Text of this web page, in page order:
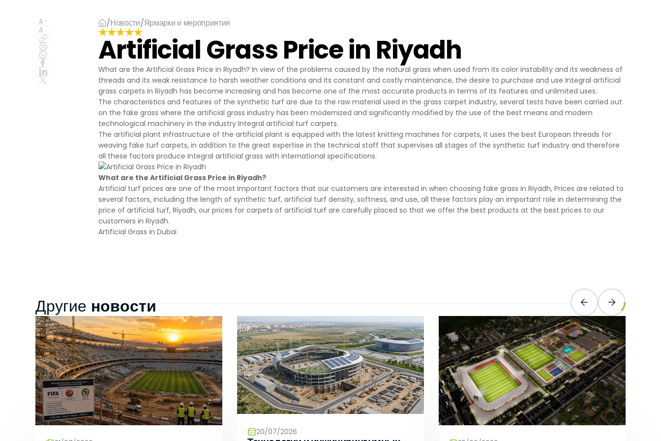
/Новости/Ярмарки и мероприятия
Artificial Grass Price in Riyadh
What are the Artificial Grass Price in Riyadh? In view of the problems caused by the natural grass when used from its color instability and its weakness of
threads and its weak resistance to harsh weather conditions and its constant and costly maintenance, the desire to purchase and use Integral artificial
grass carpets in Riyadh has become increasing and has become one of the most accurate products in terms of its features and unlimited uses.
The characteristics and features of the synthetic turf are due to the raw material used in the grass carpet industry, several tests have been carried out
on the fake grass where the artificial grass industry has been modernized and significantly modified by the use of the best means and modern
technological machinery in the industry Integral artificial turf carpets.
The artificial plant infrastructure of the artificial plant is equipped with the latest knitting machines for carpets, it uses the best European threads for
weaving fake turf carpets, in addition to the great expertise in the technical staff that supervises all stages of the synthetic turf industry and therefore
all these factors produce Integral artificial grass with international specifications.
What are the Artificial Grass Price in Riyadh?
Artificial turf prices are one of the most important factors that our customers are interested in when choosing fake grass in Riyadh, Prices are related to
several factors, including the length of synthetic turf, artificial turf density, softness, and use, all these factors play an important role in determining the
price of artificial turf, Riyadh, our prices for carpets of artificial turf are carefully placed so that we offer the best products at the best prices to our
customers in Riyadh.
Artificial Grass in Dubai
Другие новости
20/07/2026
kaynaklananlar başta olmak üzere, kanuni ve sözleşmesel yükümlülüklerini yerine
3.İNTERNET SİTEMİZDE KULLANILAN ÇEREZ TÜRLERİ
3.1.Oturum Çerezleri
Oturum çerezlerini ziyaretinizi süresince internet sitesinin düzgün bir şekilde
çalışmasının teminini sağlamaktadır. Sitelerimizin ve sizin, ziyaretinizde güvenliğini,
sürekliliğini sağlamak gibi amaçlarla kullanılırlar. Oturum çerezleri geçici çerezlerdir, siz
tarayıcınızı kapatıp sitemize tekrar geldiğinizde silinir, kalıcı değillerdir.
3.2.Kalıcı Çerezler
Bu tür çerezler tercihlerinizi hatırlamak için kullanılır ve tarayıcılar vasıtasıyla cihazınızda
depolanır Kalıcı çerezler, sitemizi ziyaret ettiğiniz tarayıcınızı kapattıktan veya
bilgisayarınızı yeniden başlattıktan sonra bile saklı kalır. Tarayıcınızın ayarlarından
silinene kadar bu çerezler tarayıcınızın alt klasörlerinde tutulurlar.
Kalıcı çerezlerin bazı türleri; İnternet Sitesini kullanım amacınız gibi hususlar göz önünde
bulundurarak sizlere özel öneriler sunulması için kullanılabilmektedir.
Kalıcı çerezler sayesinde İnternet Sitemizi aynı cihazla tekrardan ziyaret etmeniz
durumunda, cihazınızda İnternet Sitemiz tarafından oluşturulmuş bir çerez olup
olmadığı kontrol edilir ve var ise, sizin siteyi daha önce ziyaret ettiğiniz anlaşılır ve size
iletilecek içerik bu doğrultuda belirlenir ve böylelikle sizlere daha iyi bir hizmet sunulur.
3.3.Zorunlu/Teknik Çerezler
ziyaretçilerin siteye nasıl geçtiğini gösterirler. Bu tür çerezlerin kullanım amacı, sitenin
Ziyaretçi kimliklerinin tespitini sağlayabilecek verileri içermezler. Örneğin, gösterilen hata
mesajı sayısı veya en çok ziyaret edilen sayfaları gösterirler.
3.5.İşlevsel/Fonksiyonel Çerezler
Ziyaretçinin site içerisinde yaptığı seçimleri kaydederek bir sonraki ziyarette hatırlar. Bu
tür çerezlerin amacı ziyaretçilere kullanım kolaylığı sağlamaktır. Örneğin, site
kullanıcısının ziyaret ettiği her bir sayfada kullanıcı şifresini tekrar girmesini önler.
3.6. Hedefleme/Reklam Çerezleri
Ziyaretçilere sunulan reklamların etkinliğinin ölçülmesi ve reklamların kaç kere
görüntülendiğinin hesaplanmasını sağlarlar. Bu tür çerezlerin amacı, ziyaretçilerin ilgi
alanlarına özelleştirilmiş reklamların sunulmasıdır.
Aynı şekilde, ziyaretçilerin gezinmelerine özel olarak ilgi alanlarının tespit edilmesini ve